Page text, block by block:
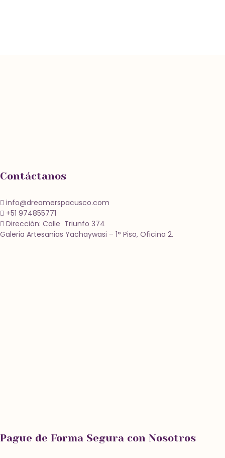
Contáctanos
info@dreamerspacusco.com
+51 974855771
Dirección: Calle Triunfo 374
Galeria Artesanias Yachaywasi – 1° Piso, Oficina 2.
Pague de Forma Segura con Nosotros